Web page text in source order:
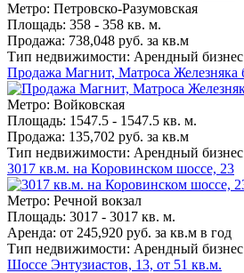
Метро: Петровско-Разумовская
Площадь: 358 - 358 кв. м.
Продажа: 738,048 руб. за кв.м
Тип недвижимости: Арендный бизнес
Продажа Магнит, Матроса Железняка
Метро: Войковская
Площадь: 1547.5 - 1547.5 кв. м.
Продажа: 135,702 руб. за кв.м
Тип недвижимости: Арендный бизнес
3017 кв.м. на Коровинском шоссе, 23
Метро: Речной вокзал
Площадь: 3017 - 3017 кв. м.
Аренда: от 245,920 руб. за кв.м в год
Тип недвижимости: Арендный бизнес
Шоссе Энтузиастов, 13, от 51 кв.м.